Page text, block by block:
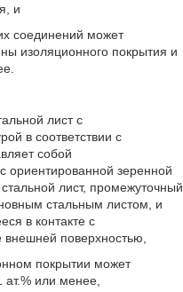
и
соединений может
изоляционного покрытия и
лист с
в соответствии с
собой
ориентированной зеренной
лист, промежуточный
стальным листом, и
в контакте с
поверхностью,
покрытии может
ат.% или менее,